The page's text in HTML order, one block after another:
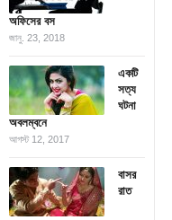
অফিসের বস
জানু. 23, 2018
একটি
সত্য
ঘটনা
অবলম্বনে
আগস্ট 12, 2017
বাসর
রাত